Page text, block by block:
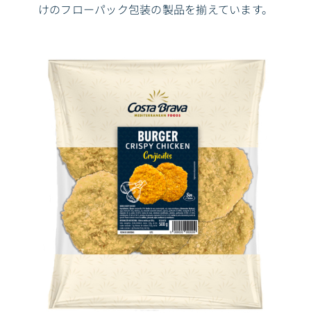
けのフローパック包装の製品を揃えています。